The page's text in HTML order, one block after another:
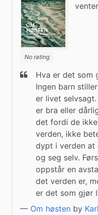
No rating
Hva er det som
Ingen barn
er livet
er bra eller
det fordi de
verden, ikke
dypt i verden at
og seg selv.
oppstår en
det verden er,
er det som gjør
— Om høsten by